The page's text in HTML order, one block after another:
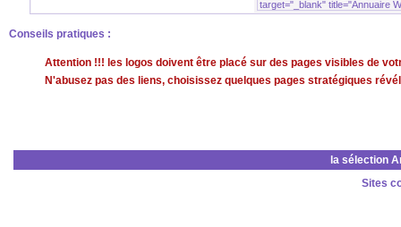
Conseils pratiques :
Attention !!! les logos doivent être placé sur des pages visibles de
N'abusez pas des liens, choisissez quelques pages stratégiques
la sélection
Sites